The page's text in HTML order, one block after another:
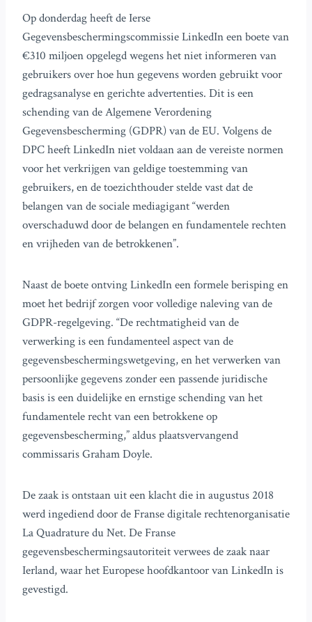
Op donderdag heeft de Ierse
Gegevensbeschermingscommissie LinkedIn een boete van
€310 miljoen opgelegd wegens het niet informeren van
gebruikers over hoe hun gegevens worden gebruikt voor
gedragsanalyse en gerichte advertenties. Dit is een
schending van de Algemene Verordening
Gegevensbescherming (GDPR) van de EU. Volgens de
DPC heeft LinkedIn niet voldaan aan de vereiste normen
voor het verkrijgen van geldige toestemming van
gebruikers, en de toezichthouder stelde vast dat de
belangen van de sociale mediagigant “werden
overschaduwd door de belangen en fundamentele rechten
en vrijheden van de betrokkenen”.
Naast de boete ontving LinkedIn een formele berisping en
moet het bedrijf zorgen voor volledige naleving van de
GDPR-regelgeving. “De rechtmatigheid van de
verwerking is een fundamenteel aspect van de
gegevensbeschermingswetgeving, en het verwerken van
persoonlijke gegevens zonder een passende juridische
basis is een duidelijke en ernstige schending van het
fundamentele recht van een betrokkene op
gegevensbescherming,” aldus plaatsvervangend
commissaris Graham Doyle.
De zaak is ontstaan uit een klacht die in augustus 2018
werd ingediend door de Franse digitale rechtenorganisatie
La Quadrature du Net. De Franse
gegevensbeschermingsautoriteit verwees de zaak naar
Ierland, waar het Europese hoofdkantoor van LinkedIn is
gevestigd.